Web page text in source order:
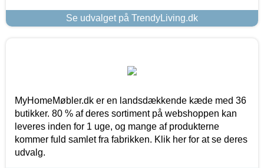
Se udvalget på TrendyLiving.dk
MyHomeMøbler.dk er en landsdækkende kæde med 36
butikker. 80 % af deres sortiment på webshoppen kan
leveres inden for 1 uge, og mange af produkterne
kommer fuld samlet fra fabrikken. Klik her for at se deres
udvalg.